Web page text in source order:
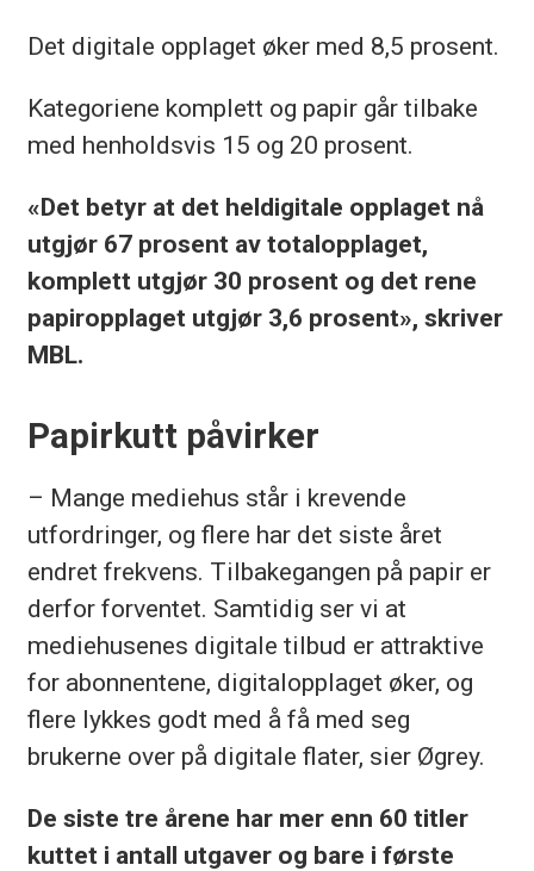
Det digitale opplaget øker med 8,5 prosent.
Kategoriene komplett og papir går tilbake
med henholdsvis 15 og 20 prosent.
«Det betyr at det heldigitale opplaget nå
utgjør 67 prosent av totalopplaget,
komplett utgjør 30 prosent og det rene
papiropplaget utgjør 3,6 prosent», skriver
MBL.
Papirkutt påvirker
– Mange mediehus står i krevende
utfordringer, og flere har det siste året
endret frekvens. Tilbakegangen på papir er
derfor forventet. Samtidig ser vi at
mediehusenes digitale tilbud er attraktive
for abonnentene, digitalopplaget øker, og
flere lykkes godt med å få med seg
brukerne over på digitale flater, sier Øgrey.
De siste tre årene har mer enn 60 titler
kuttet i antall utgaver og bare i første